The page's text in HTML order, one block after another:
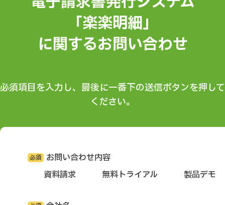
「楽楽明細」
に関するお問い合わせ
必須項目を入力し、最後に一番下の送信ボタンを押して
ください。
お問い合わせ内容
必須
資料請求 無料トライアル 製品デモ